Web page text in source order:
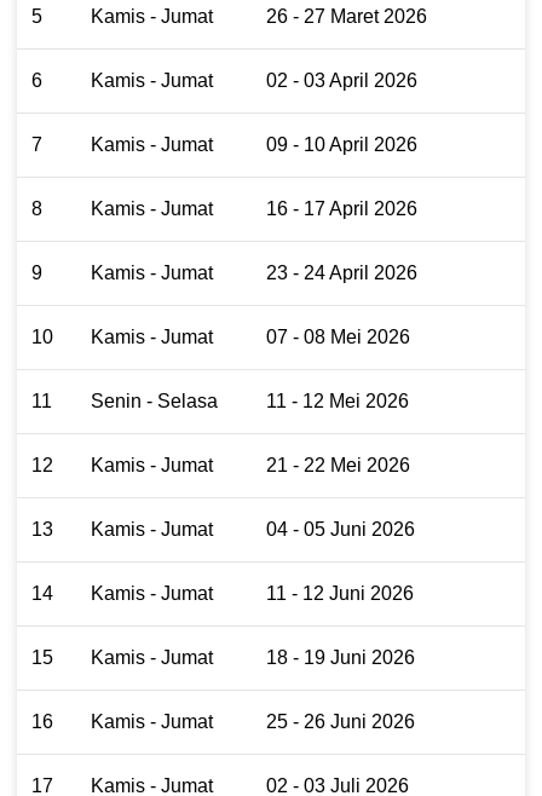
5 Kamis - Jumat 26 - 27 Maret 2026
6 Kamis - Jumat 02 - 03 April 2026
7 Kamis - Jumat 09 - 10 April 2026
8 Kamis - Jumat 16 - 17 April 2026
9 Kamis - Jumat 23 - 24 April 2026
10 Kamis - Jumat 07 - 08 Mei 2026
11 Senin - Selasa 11 - 12 Mei 2026
12 Kamis - Jumat 21 - 22 Mei 2026
13 Kamis - Jumat 04 - 05 Juni 2026
14 Kamis - Jumat 11 - 12 Juni 2026
15 Kamis - Jumat 18 - 19 Juni 2026
16 Kamis - Jumat 25 - 26 Juni 2026
17 Kamis - Jumat 02 - 03 Juli 2026